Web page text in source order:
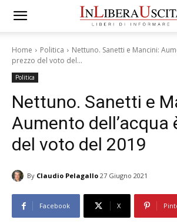
Home Politica
Nettuno. Sanetti e Mancini:
prezzo del voto del...
Politica
Nettuno. Sanetti e
Aumento dell’acqua
del voto del 2019
By Claudio Pelagallo 27 Giugno 2021
Facebook X